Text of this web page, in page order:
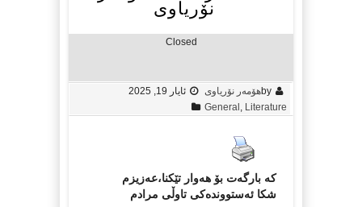
نۆریاوی
Closed
byهۆمەر نۆریاوی
ئایار 19, 2025
General Literature
کە بارگەت بۆ هەوار تێکنا،عەزیزم
شکا ئەستووندەکی تاوڵی مرادم